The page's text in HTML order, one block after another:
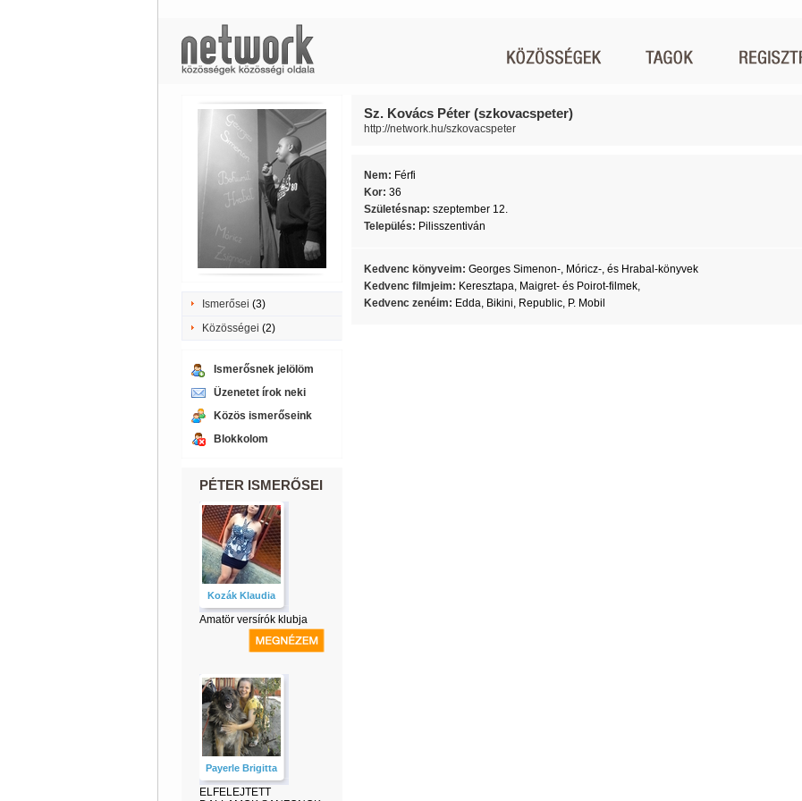
Ismerősei (3)
Közösségei (2)
Ismerősnek jelölöm
Üzenetet írok neki
Közös ismerőseink
Blokkolom
PÉTER ISMERŐSEI
Kozák Klaudia
Amatör versírók klubja
Payerle Brigitta
ELFELEJTETT
Sz. Kovács Péter (szkovacspeter)
http://network.hu/szkovacspeter
Nem: Férfi
Kor: 36
Születésnap: szeptember 12.
Település: Pilisszentiván
Kedvenc könyveim: Georges Simenon-, Móricz-, és Hrabal-könyvek
Kedvenc filmjeim: Keresztapa, Maigret- és Poirot-filmek,
Kedvenc zenéim: Edda, Bikini, Republic, P. Mobil